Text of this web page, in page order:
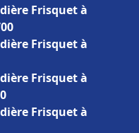
Frisquet à
Frisquet à
Frisquet à
Frisquet à